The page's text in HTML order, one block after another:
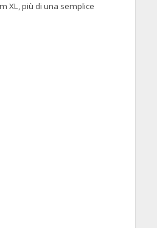
XL, più di una semplice